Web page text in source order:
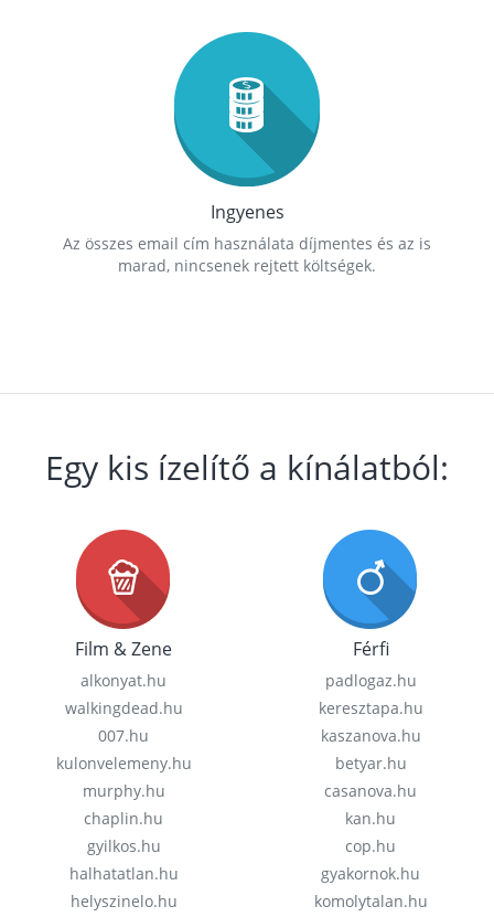
Ingyenes
Az összes email cím használata díjmentes és az is
marad, nincsenek rejtett költségek.
Egy kis ízelítő a kínálatból:
Film & Zene
alkonyat.hu
walkingdead.hu
007.hu
kulonvelemeny.hu
murphy.hu
chaplin.hu
gyilkos.hu
halhatatlan.hu
helyszinelo.hu
Férfi
padlogaz.hu
keresztapa.hu
kaszanova.hu
betyar.hu
casanova.hu
kan.hu
cop.hu
gyakornok.hu
komolytalan.hu